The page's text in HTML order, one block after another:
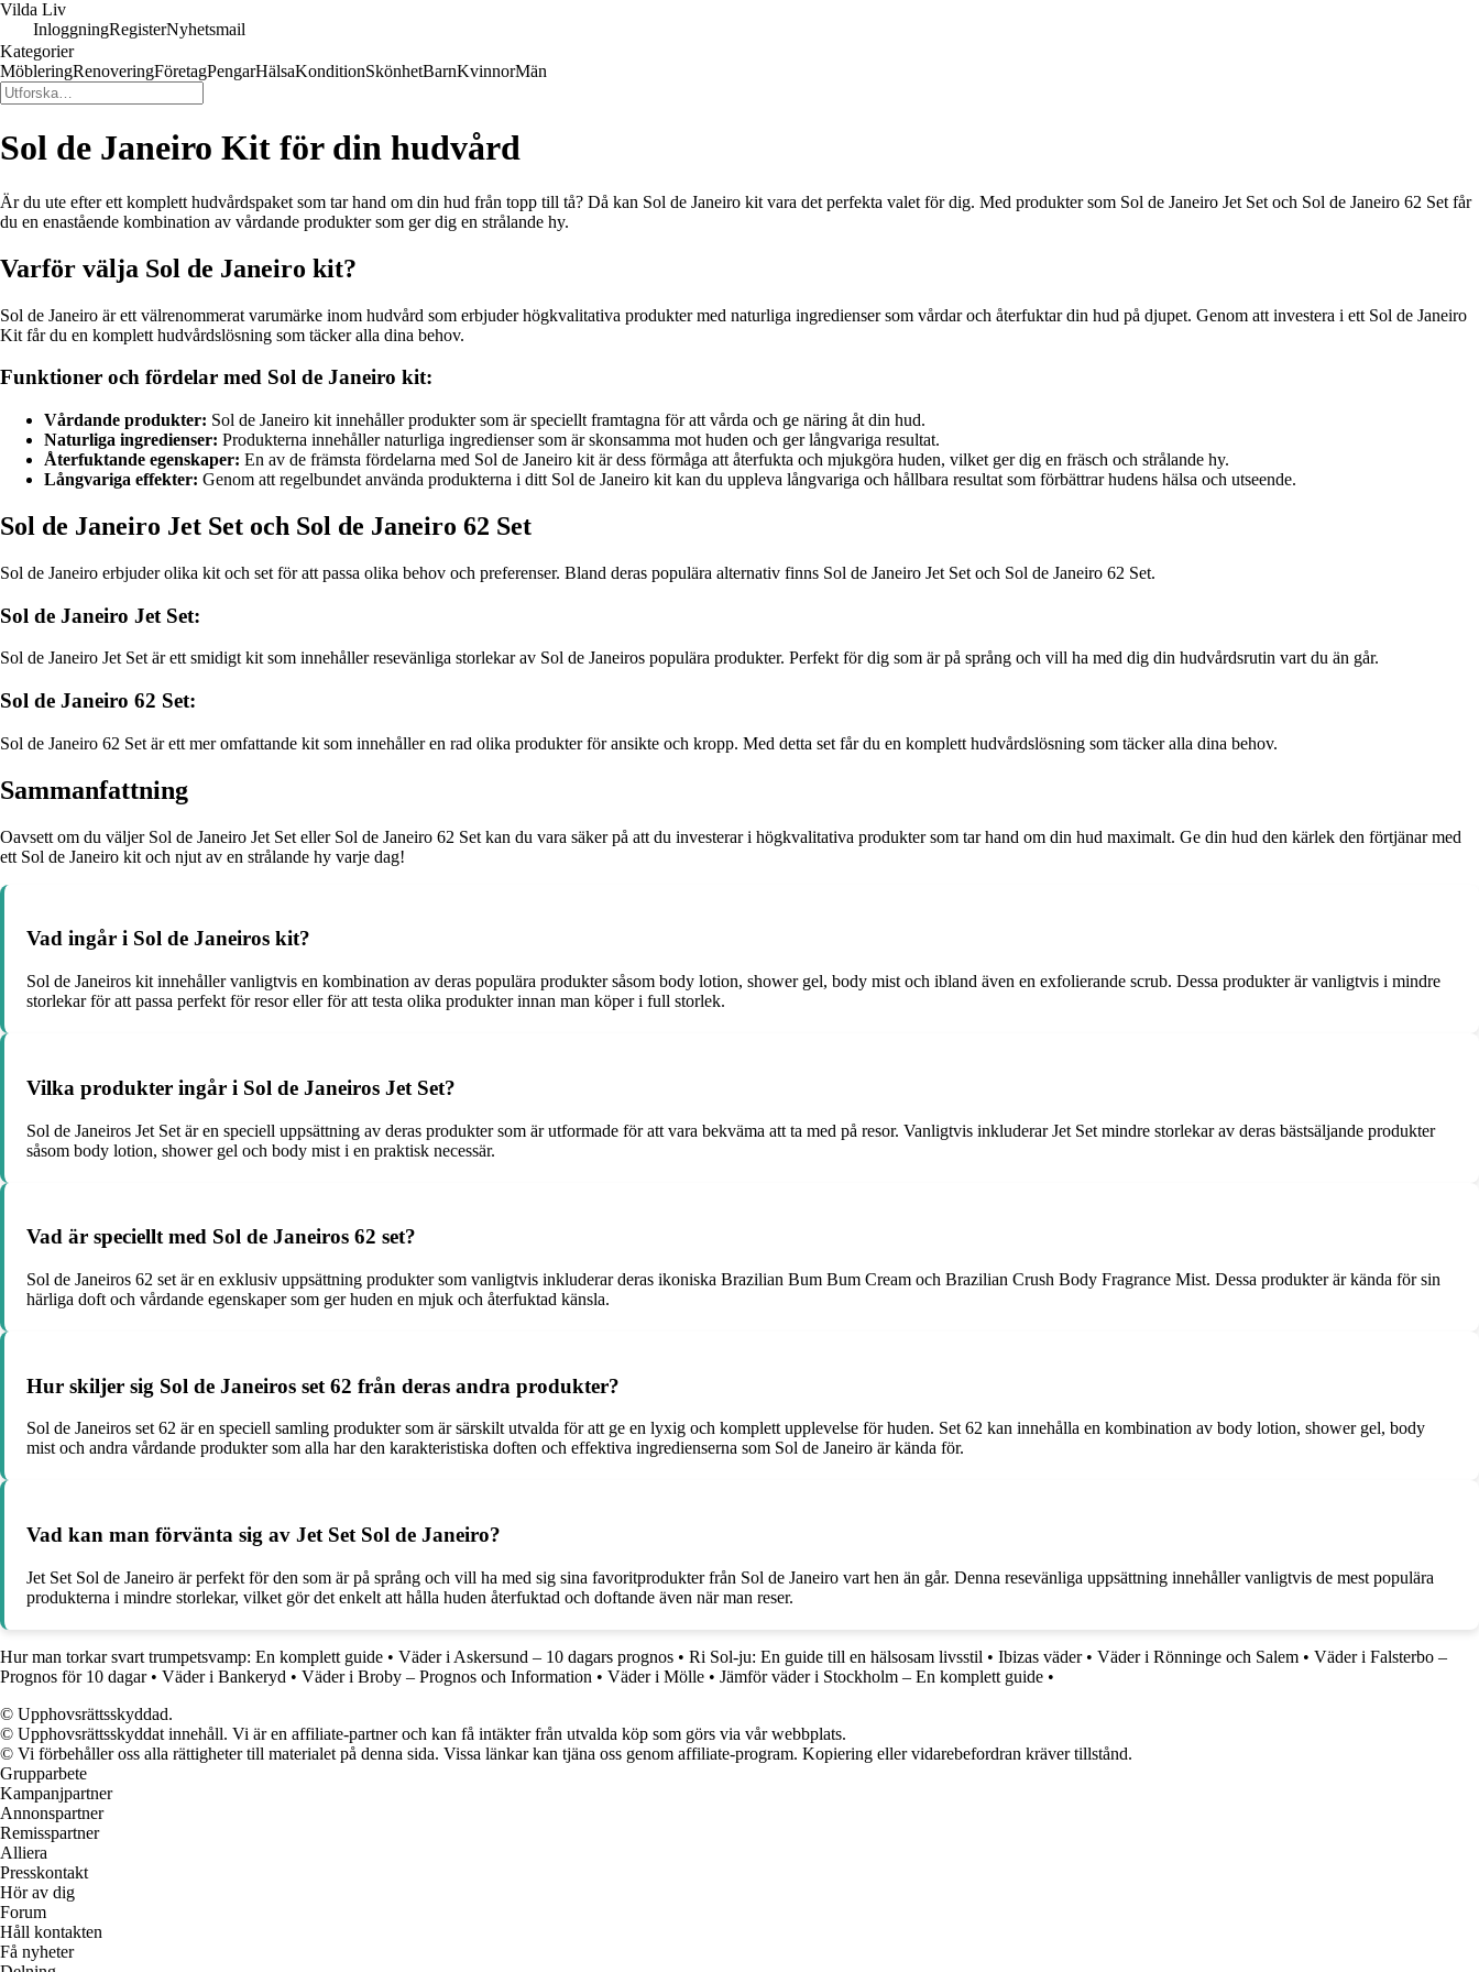
Vilda Liv
InloggningRegisterNyhetsmail
Kategorier
MöbleringRenoveringFöretagPengarHälsaKonditionSkönhetBarnKvinnorMän
Sol de Janeiro Kit för din hudvård
Är du ute efter ett komplett hudvårdspaket som tar hand om din hud från topp till tå? Då kan Sol de Janeiro kit vara det perfekta valet för dig. Med produkter som Sol de Janeiro Jet Set och Sol de Janeiro 62 Set får
du en enastående kombination av vårdande produkter som ger dig en strålande hy.
Varför välja Sol de Janeiro kit?
Sol de Janeiro är ett välrenommerat varumärke inom hudvård som erbjuder högkvalitativa produkter med naturliga ingredienser som vårdar och återfuktar din hud på djupet. Genom att investera i ett Sol de Janeiro
Kit får du en komplett hudvårdslösning som täcker alla dina behov.
Funktioner och fördelar med Sol de Janeiro kit:
Vårdande produkter: Sol de Janeiro kit innehåller produkter som är speciellt framtagna för att vårda och ge näring åt din hud.
Naturliga ingredienser: Produkterna innehåller naturliga ingredienser som är skonsamma mot huden och ger långvariga resultat.
Återfuktande egenskaper: En av de främsta fördelarna med Sol de Janeiro kit är dess förmåga att återfukta och mjukgöra huden, vilket ger dig en fräsch och strålande hy.
Långvariga effekter: Genom att regelbundet använda produkterna i ditt Sol de Janeiro kit kan du uppleva långvariga och hållbara resultat som förbättrar hudens hälsa och utseende.
Sol de Janeiro Jet Set och Sol de Janeiro 62 Set
Sol de Janeiro erbjuder olika kit och set för att passa olika behov och preferenser. Bland deras populära alternativ finns Sol de Janeiro Jet Set och Sol de Janeiro 62 Set.
Sol de Janeiro Jet Set:
Sol de Janeiro Jet Set är ett smidigt kit som innehåller resevänliga storlekar av Sol de Janeiros populära produkter. Perfekt för dig som är på språng och vill ha med dig din hudvårdsrutin vart du än går.
Sol de Janeiro 62 Set:
Sol de Janeiro 62 Set är ett mer omfattande kit som innehåller en rad olika produkter för ansikte och kropp. Med detta set får du en komplett hudvårdslösning som täcker alla dina behov.
Sammanfattning
Oavsett om du väljer Sol de Janeiro Jet Set eller Sol de Janeiro 62 Set kan du vara säker på att du investerar i högkvalitativa produkter som tar hand om din hud maximalt. Ge din hud den kärlek den förtjänar med
ett Sol de Janeiro kit och njut av en strålande hy varje dag!
Vad ingår i Sol de Janeiros kit?
Sol de Janeiros kit innehåller vanligtvis en kombination av deras populära produkter såsom body lotion, shower gel, body mist och ibland även en exfolierande scrub. Dessa produkter är vanligtvis i mindre
storlekar för att passa perfekt för resor eller för att testa olika produkter innan man köper i full storlek.
Vilka produkter ingår i Sol de Janeiros Jet Set?
Sol de Janeiros Jet Set är en speciell uppsättning av deras produkter som är utformade för att vara bekväma att ta med på resor. Vanligtvis inkluderar Jet Set mindre storlekar av deras bästsäljande produkter
såsom body lotion, shower gel och body mist i en praktisk necessär.
Vad är speciellt med Sol de Janeiros 62 set?
Sol de Janeiros 62 set är en exklusiv uppsättning produkter som vanligtvis inkluderar deras ikoniska Brazilian Bum Bum Cream och Brazilian Crush Body Fragrance Mist. Dessa produkter är kända för sin
härliga doft och vårdande egenskaper som ger huden en mjuk och återfuktad känsla.
Hur skiljer sig Sol de Janeiros set 62 från deras andra produkter?
Sol de Janeiros set 62 är en speciell samling produkter som är särskilt utvalda för att ge en lyxig och komplett upplevelse för huden. Set 62 kan innehålla en kombination av body lotion, shower gel, body
mist och andra vårdande produkter som alla har den karakteristiska doften och effektiva ingredienserna som Sol de Janeiro är kända för.
Vad kan man förvänta sig av Jet Set Sol de Janeiro?
Jet Set Sol de Janeiro är perfekt för den som är på språng och vill ha med sig sina favoritprodukter från Sol de Janeiro vart hen än går. Denna resevänliga uppsättning innehåller vanligtvis de mest populära
produkterna i mindre storlekar, vilket gör det enkelt att hålla huden återfuktad och doftande även när man reser.
Hur man torkar svart trumpetsvamp: En komplett guide • Väder i Askersund – 10 dagars prognos • Ri Sol-ju: En guide till en hälsosam livsstil • Ibizas väder• Väder i Rönninge och Salem • Väder i Falsterbo –
Prognos för 10 dagar• Väder i Bankeryd • Väder i Broby – Prognos och Information • Väder i Mölle • Jämför väder i Stockholm – En komplett guide •
© Upphovsrättsskyddad.
© Upphovsrättsskyddat innehåll. Vi är en affiliate-partner och kan få intäkter från utvalda köp som görs via vår webbplats.
© Vi förbehåller oss alla rättigheter till materialet på denna sida. Vissa länkar kan tjäna oss genom affiliate-program. Kopiering eller vidarebefordran kräver tillstånd.
Grupparbete
Kampanjpartner
Annonspartner
Remisspartner
Alliera
Presskontakt
Hör av dig
Forum
Håll kontakten
Få nyheter